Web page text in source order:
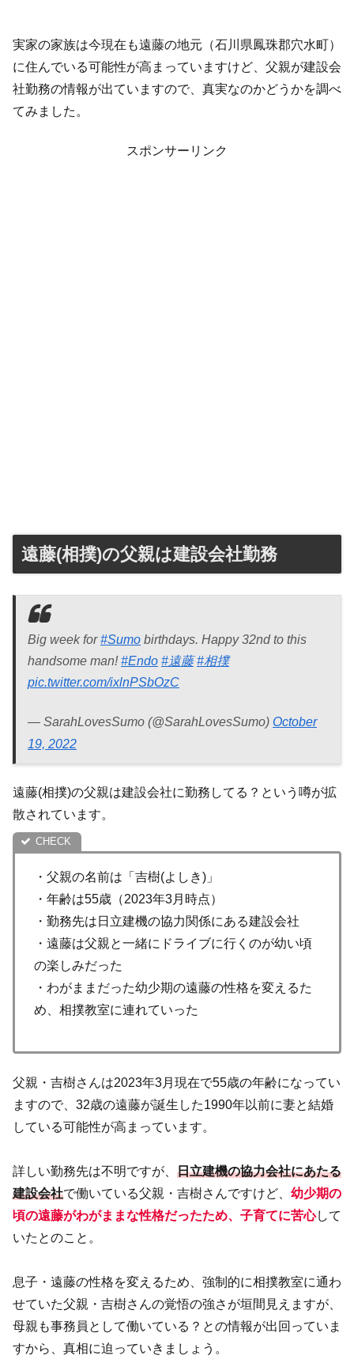
実家の家族は今現在も遠藤の地元（石川県鳳珠郡穴水町）
に住んでいる可能性が高まっていますけど、父親が建設会
社勤務の情報が出ていますので、真実なのかどうかを調べ
てみました。
スポンサーリンク
遠藤(相撲)の父親は建設会社勤務
Big week for#Sumo birthdays. Happy 32nd to this
handsome man!#Endo #遠藤 #相撲
pic.twitter.com/ixlnPSbOzC
— SarahLovesSumo (@SarahLovesSumo) October
19, 2022
遠藤(相撲)の父親は建設会社に勤務してる？という噂が拡
散されています。
・父親の名前は「吉樹(よしき)」
・年齢は55歳（2023年3月時点）
・勤務先は日立建機の協力関係にある建設会社
・遠藤は父親と一緒にドライブに行くのが幼い頃
の楽しみだった
・わがままだった幼少期の遠藤の性格を変えるた
め、相撲教室に連れていった
父親・吉樹さんは2023年3月現在で55歳の年齢になってい
ますので、32歳の遠藤が誕生した1990年以前に妻と結婚
している可能性が高まっています。
詳しい勤務先は不明ですが、 日立建機の協力会社にあたる
建設会社で働いている父親・吉樹さんですけど、 幼少期の
頃の遠藤がわがままな性格だったため、子育てに苦心して
いたとのこと。
息子・遠藤の性格を変えるため、強制的に相撲教室に通わ
せていた父親・吉樹さんの覚悟の強さが垣間見えますが、
母親も事務員として働いている？との情報が出回っていま
すから、真相に迫っていきましょう。